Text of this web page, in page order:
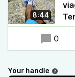
8:44
0
Your handle